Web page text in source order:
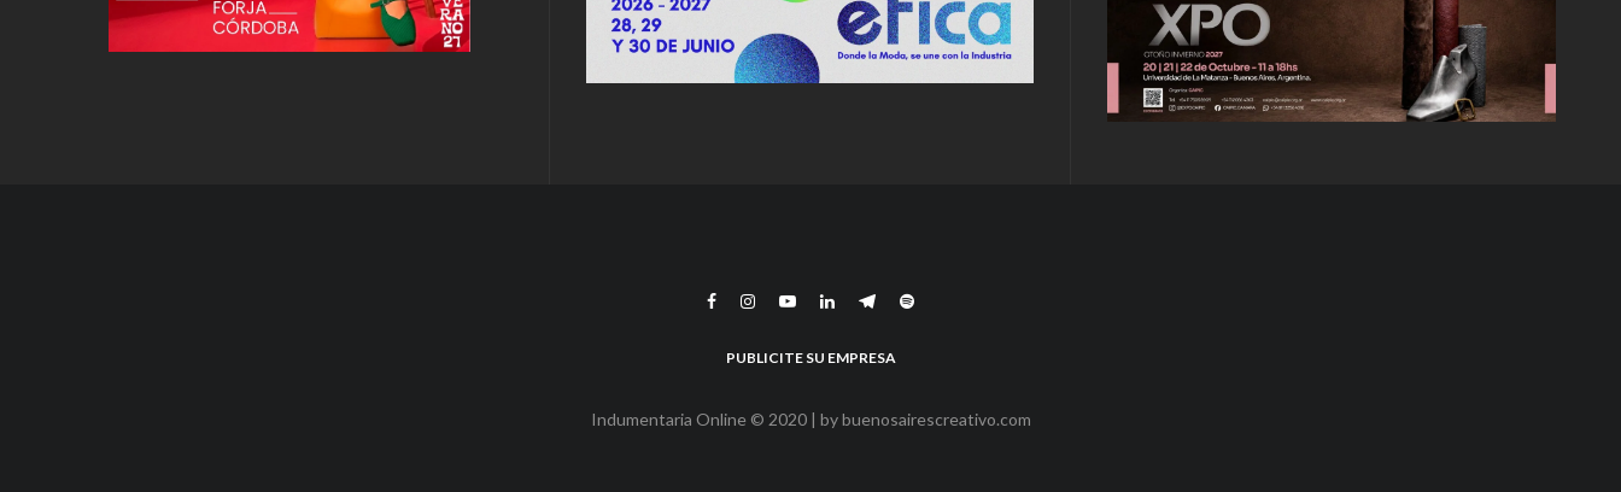
PUBLICITE SU EMPRESA
Indumentaria Online © 2020 | bybuenosairescreativo.com